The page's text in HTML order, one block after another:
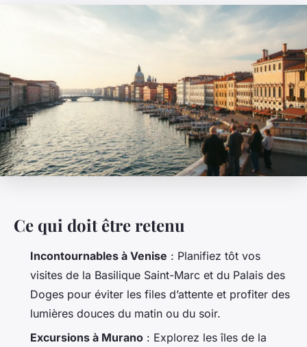
Ce qui doit être retenu
Incontournables à Venise : Planifiez tôt vos
visites de la Basilique Saint-Marc et du Palais des
Doges pour éviter les files d’attente et profiter des
lumières douces du matin ou du soir.
Excursions à Murano : Explorez les îles de la